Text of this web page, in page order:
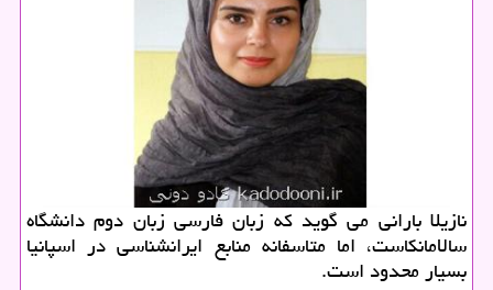
نازیلا بارانی می گوید كه زبان فارسی زبان دوم دانشگاه
سالامانكاست، اما متاسفانه منابع ایرانشناسی در اسپانیا
بسیار محدود است.